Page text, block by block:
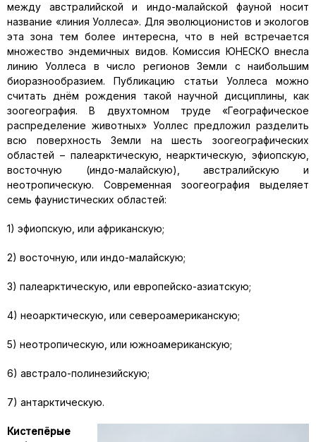
между австралийской и индо-малайской фауной носит
название «линия Уоллеса». Для эволюционистов и экологов
эта зона тем более интересна, что в ней встречается
множество эндемичных видов. Комиссия ЮНЕСКО внесла
линию Уоллеса в число регионов Земли с наибольшим
биоразнообразием. Публикацию статьи Уоллеса можно
считать днём рождения такой научной дисциплины, как
зоогеография. В двухтомном труде «Географическое
распределение животных» Уоллес предложил разделить
всю поверхность Земли на шесть зоогеографических
областей – палеарктическую, неарктическую, эфиопскую,
восточную (индо-малайскую), австралийскую и
неотропическую. Современная зоогеография выделяет
семь фаунистических областей:
1) эфиопскую, или африканскую;
2) восточную, или индо-малайскую;
3) палеарктическую, или европейско-азиатскую;
4) неоарктическую, или североамериканскую;
5) неотропическую, или южноамериканскую;
6) австрало-полинезийскую;
7) антарктическую.
Кистепёрые